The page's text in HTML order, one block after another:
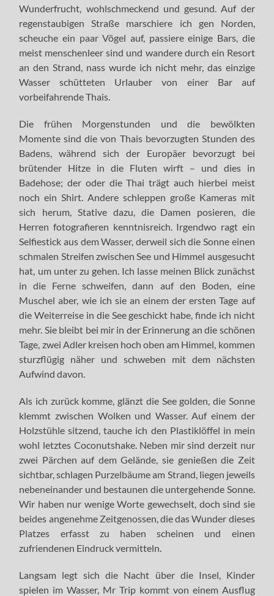
Wunderfrucht, wohlschmeckend und gesund. Auf der
regenstaubigen Straße marschiere ich gen Norden,
scheuche ein paar Vögel auf, passiere einige Bars, die
meist menschenleer sind und wandere durch ein Resort
an den Strand, nass wurde ich nicht mehr, das einzige
Wasser schütteten Urlauber von einer Bar auf
vorbeifahrende Thais.
Die frühen Morgenstunden und die bewölkten
Momente sind die von Thais bevorzugten Stunden des
Badens, während sich der Europäer bevorzugt bei
brütender Hitze in die Fluten wirft – und dies in
Badehose; der oder die Thai trägt auch hierbei meist
noch ein Shirt. Andere schleppen große Kameras mit
sich herum, Stative dazu, die Damen posieren, die
Herren fotografieren kenntnisreich. Irgendwo ragt ein
Selfiestick aus dem Wasser, derweil sich die Sonne einen
schmalen Streifen zwischen See und Himmel ausgesucht
hat, um unter zu gehen. Ich lasse meinen Blick zunächst
in die Ferne schweifen, dann auf den Boden, eine
Muschel aber, wie ich sie an einem der ersten Tage auf
die Weiterreise in die See geschickt habe, finde ich nicht
mehr. Sie bleibt bei mir in der Erinnerung an die schönen
Tage, zwei Adler kreisen hoch oben am Himmel, kommen
sturzflügig näher und schweben mit dem nächsten
Aufwind davon.
Als ich zurück komme, glänzt die See golden, die Sonne
klemmt zwischen Wolken und Wasser. Auf einem der
Holzstühle sitzend, tauche ich den Plastiklöffel in mein
wohl letztes Coconutshake. Neben mir sind derzeit nur
zwei Pärchen auf dem Gelände, sie genießen die Zeit
sichtbar, schlagen Purzelbäume am Strand, liegen jeweils
nebeneinander und bestaunen die untergehende Sonne.
Wir haben nur wenige Worte gewechselt, doch sind sie
beides angenehme Zeitgenossen, die das Wunder dieses
Platzes erfasst zu haben scheinen und einen
zufriendenen Eindruck vermitteln.
Langsam legt sich die Nacht über die Insel, Kinder
spielen im Wasser, Mr Trip kommt von einem Ausflug